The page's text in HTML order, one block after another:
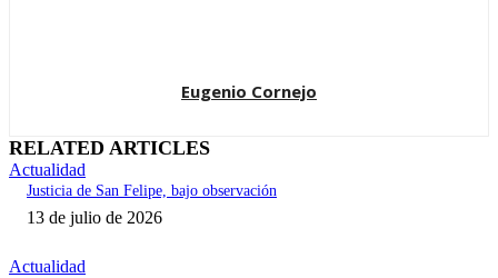
Eugenio Cornejo
RELATED ARTICLES
Actualidad
Justicia de San Felipe, bajo observación
13 de julio de 2026
Actualidad